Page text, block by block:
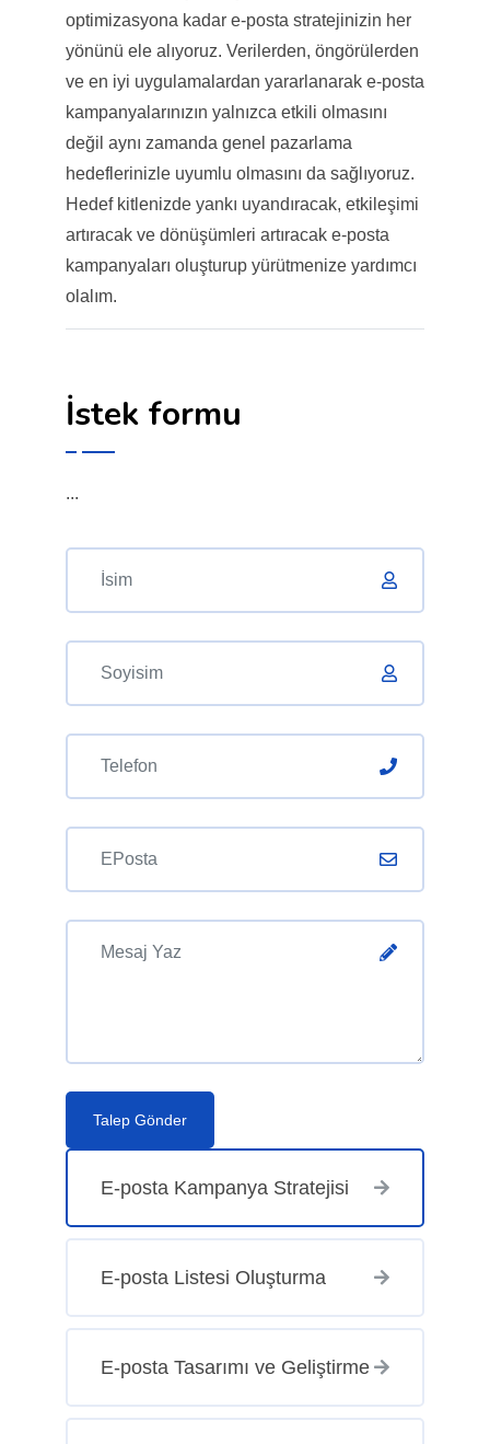
E-posta Kampanya Stratejisi
E-posta Listesi Oluşturma
E-posta Tasarımı ve Geliştirme
optimizasyona kadar e-posta stratejinizin her
yönünü ele alıyoruz. Verilerden, öngörülerden
ve en iyi uygulamalardan yararlanarak e-posta
kampanyalarınızın yalnızca etkili olmasını
değil aynı zamanda genel pazarlama
hedeflerinizle uyumlu olmasını da sağlıyoruz.
Hedef kitlenizde yankı uyandıracak, etkileşimi
artıracak ve dönüşümleri artıracak e-posta
kampanyaları oluşturup yürütmenize yardımcı
olalım.
İstek formu
...
Talep Gönder